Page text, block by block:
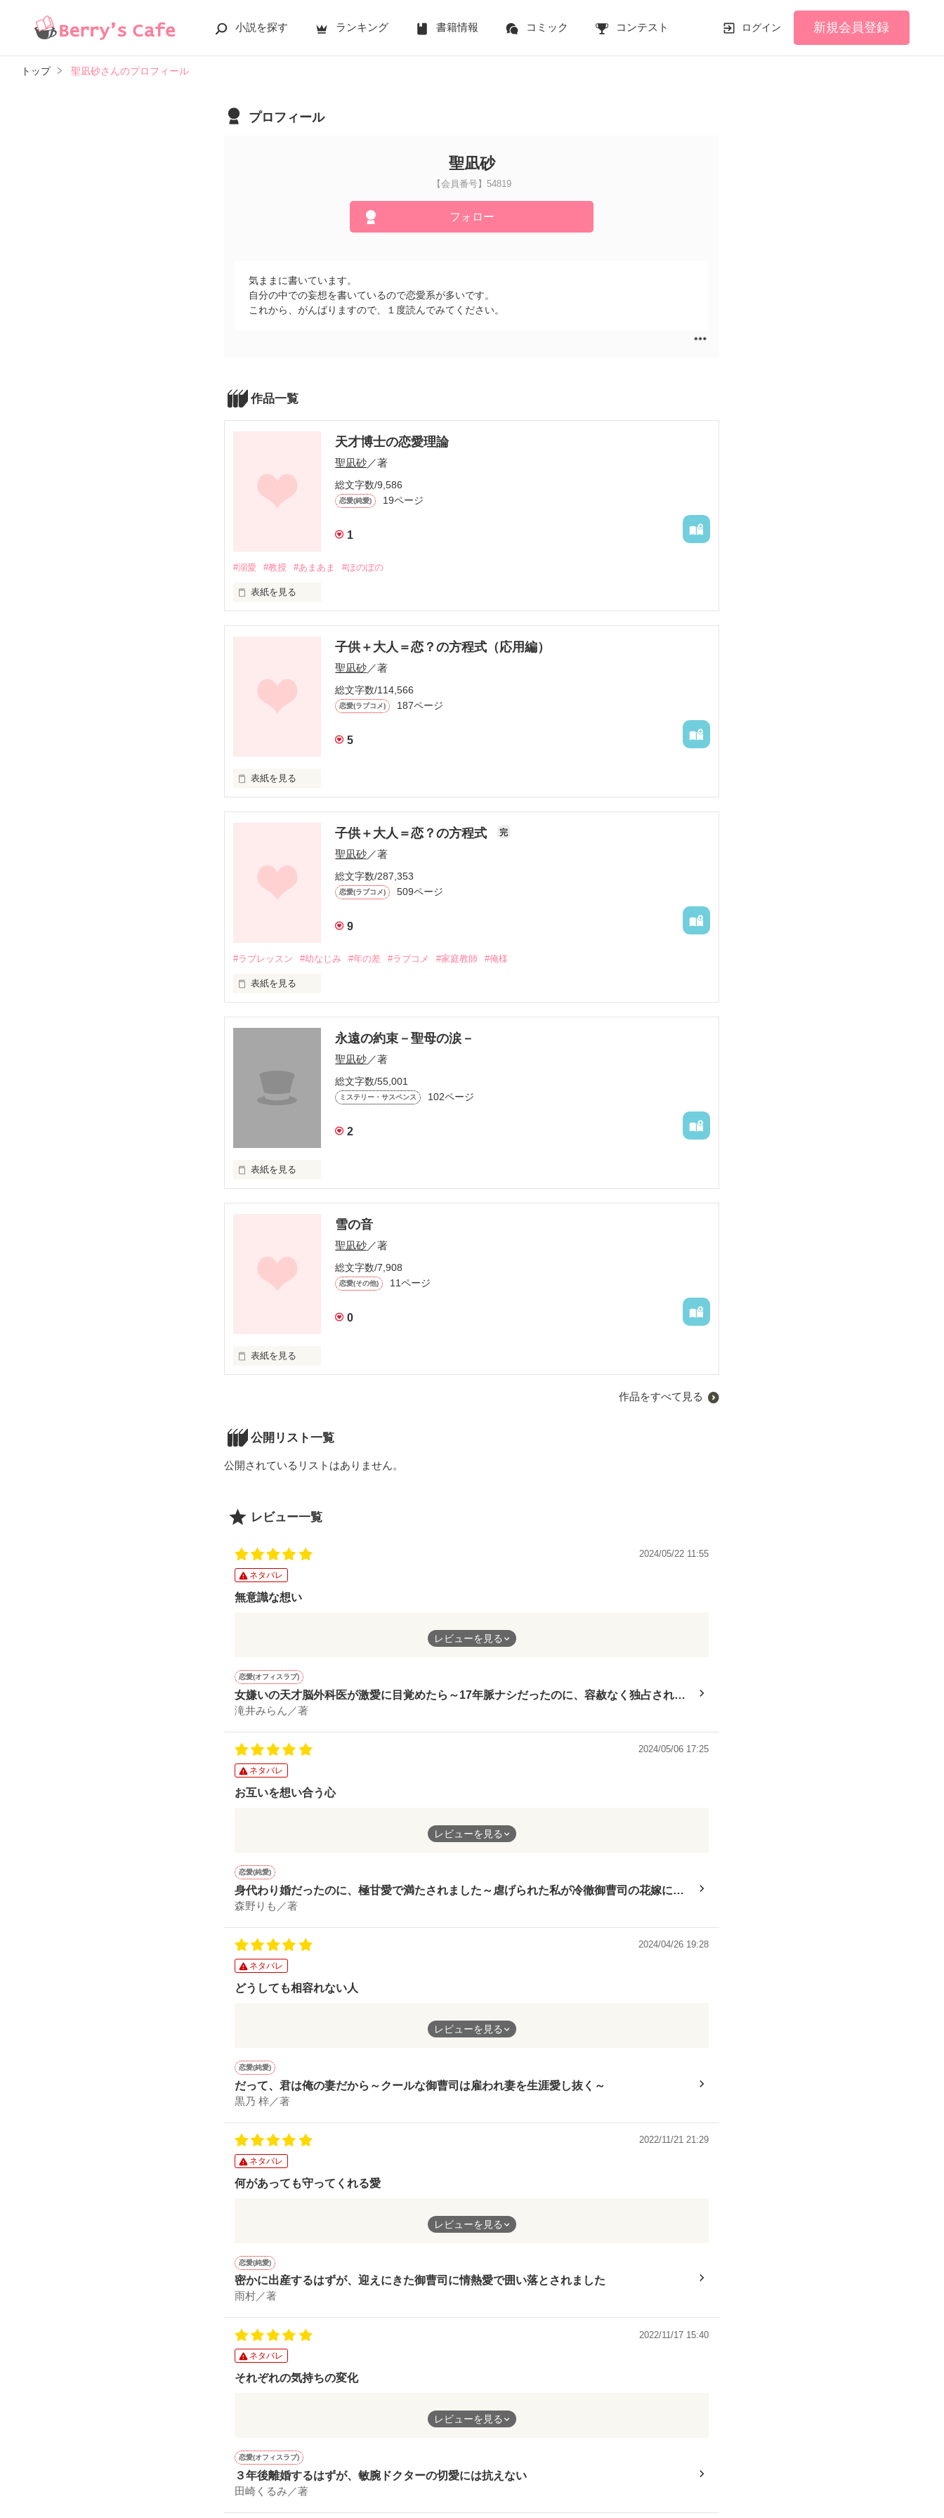
小説を探す ランキング 書籍情報 コミック コンテスト ログイン 新規会員登録
トップ 聖凪砂さんのプロフィール
プロフィール
聖凪砂
【会員番号】54819
フォロー
気ままに書いています。
自分の中での妄想を書いているので恋愛系が多いです。
これから、がんばりますので、１度読んでみてください。
作品一覧
天才博士の恋愛理論
聖凪砂／著
総文字数/9,586
恋愛(純愛) 19ページ
1
#溺愛 #教授 #あまあま #ほのぼの
表紙を見る
国立Ｍ大。
そこには、若き天才博士がいる。
『僕は君が傍にいてくれるなら、
若き天才博士の心をずっと掴んでいるのは、
たった一人の少女。
ゆるゆる溺愛ラブストーリー❤
《ベリーズカフェ版》
他サイトで公開している作品をベリーズカフェ版に加筆修正したものです。
表紙のみの公開でしたが、公開スタートです。
よほどのことがない限りは、毎日１ページずつ更新していきます。
2015.01.11～
子供＋大人＝恋？の方程式（応用編）
聖凪砂／著
総文字数/114,566
恋愛(ラブコメ) 187ページ
5
表紙を見る
「今日の追加授業してやろうか？」
「け、けけけ結構です！！！」
相変わらずの圭くんに、あたしは毎日振り回され中。
めくるめく大人の世界を教えたいらしい圭くん。
だけど、あたしはそんなこと望んじゃいない！
毎日あの手この手と逃げてるんだけど―――…
相手はあの圭くん。
あたしの貞操。かなり大ピンチかも………
前作が総合ランキング１００位に入りました。
ありがとう！
そのため、続編急きょ連載開始です！
連載開始　2012.07.20～
+++++++++++++++++++++++
更新略歴
10/3　P.178～P.182
子供＋大人＝恋？の方程式 完
聖凪砂／著
総文字数/287,353
恋愛(ラブコメ) 509ページ
9
#ラブレッスン #幼なじみ #年の差 #ラブコメ #家庭教師 #俺様
表紙を見る
特別何かがあるわけでもない
普通の日。
とんでもないプレゼントをもらう。
「俺が教えるからには、
おまけにこいつ、
子供扱いしてくれて！
４つしか年が離れていないのに
更新略歴
4/20　P.487～P.507＋あとがき
永遠の約束－聖母の涙－
聖凪砂／著
総文字数/55,001
ミステリー・サスペンス 102ページ
2
表紙を見る
都内の有名なお嬢様学校。
そこで起こっている連続殺人事件。
繰り返される犯行に、依頼を受けた如月神社の血筋を受け継ぐ如月深青は潜入捜査をすることに―――
二人の運命が今、導かれる―――…
2011.04.21～
11/9　P.91～P.93
11/16 P.94～P.96
11/18　P.97～P.99
12/9　P.100～P.102
作品を読む
雪の音
聖凪砂／著
総文字数/7,908
恋愛(その他) 11ページ
0
表紙を見る
これからもずっと
だけど、時間は
雪が降り積もった日。
切ない気持ちを綴った物語。
あなたの恋はどうですか？
作品をすべて見る
公開リスト一覧
公開されているリストはありません。
レビュー一覧
2024/05/22 11:55
ネタバレ
無意識な想い
不幸な身の上の主人公が、なんとか一生懸命に進もうとする姿。
幼馴染である彼に恋をしていて、熱烈にアプローチをかけるものの、本来ならあまり好意的には
考えてのアプローチの仕方にそんな気持ちは持つことがなかった。
積極性と他者への思いやりという、チグハグな主人公の行動。そして、次第にそんな彼女に知ら
ず想いを寄せていた彼。
不器用な二人の恋愛模様がとてもよかったです。
レビューを見る
恋愛(オフィスラブ)
女嫌いの天才脳外科医が激愛に目覚めたら～17年脈ナシだったのに、容赦なく独占されて
ます～
滝井みらん／著
2024/05/06 17:25
ネタバレ
お互いを想い合う心
お互いにそれぞれの考えの中、なぜか結婚することになる二人。
お見合いから始まった関係だけど、最後に二人の幸せを見つけてくれたところがよかったです。
レビューを見る
恋愛(純愛)
身代わり婚だったのに、極甘愛で満たされました～虐げられた私が冷徹御曹司の花嫁にな
るまで～
森野りも／著
2024/04/26 19:28
ネタバレ
どうしても相容れない人
彼からの契約結婚の打診。始まりはそこからの、お互いの心を通わせるストーリーで、それぞれ
の生きてきた背景からの葛藤。とても読み応えのあるストーリーでした。
っているのだなと。
嫌な人物というよりも、価値観、自己愛、考え方、全てにおいて自分中心の人であり、決して相
容れない人。それが、ただ嫌な人物とだけでは語れないほどにモヤモヤ感を植えつけられまし
た。そこが、作者様の力量によるものだと思います。
レビューを見る
恋愛(純愛)
だって、君は俺の妻だから～クールな御曹司は雇われ妻を生涯愛し抜く～
黒乃 梓／著
2022/11/21 21:29
ネタバレ
何があっても守ってくれる愛
祖母の死、理不尽な噂と言いがかりにより職さえも失い、失意のドン底にいた主人公。そんな不
でいる彼の姿が良かったです。
気になっていた理不尽な噂のこともわかり、すごくスッキリした終わり方で、私は大好きな作品
でした。
レビューを見る
恋愛(純愛)
密かに出産するはずが、迎えにきた御曹司に情熱愛で囲い落とされました
雨村／著
2022/11/17 15:40
ネタバレ
それぞれの気持ちの変化
始まりは、お互いの利益のため。そこには、損得の契約に基づいた結婚でしかなかったはず。そ
契約結婚を題材にした作品は多く、ストーリーの流れは先が読めているはずなのだけど、2人の
距離が近づく段階がゆっくりで違和感がなく、心情の変化の流れも自然。だからか、とても読み
応えのある作品でした。また、何度でも読み返したいと思えるほどに大好きな作品になりまし
た。
レビューを見る
恋愛(オフィスラブ)
３年後離婚するはずが、敏腕ドクターの切愛には抗えない
田崎くるみ／著